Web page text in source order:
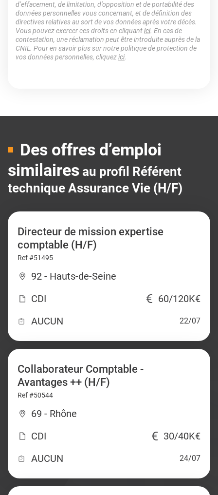
d’effacement, de limitation, d’opposition et de portabilité des
données personnelles vous concernant, et de définition des
directives relatives au sort de vos données après votre décès.
Vous pouvez exercer ces droits en cliquantici. En cas de
contestation, une réclamation peut être introduite auprès de la
CNIL. Pour en savoir plus sur notre politique de protection de
vos données personnelles, cliquezici.
Des offres d’emploi
similaires au profil Référent
technique Assurance Vie (H/F)
Directeur de mission expertise
comptable (H/F)
Ref #51495
92 - Hauts-de-Seine
CDI
60/120K€
AUCUN
22/07
Collaborateur Comptable -
Avantages ++ (H/F)
Ref #50544
69 - Rhône
CDI
30/40K€
AUCUN
24/07